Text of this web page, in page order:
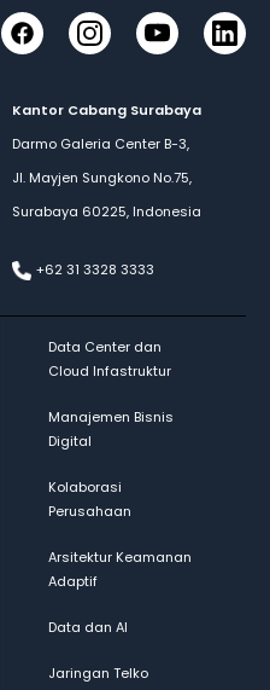
FacebookInstagramYouTube
Kantor Cabang Surabaya
Darmo Galeria Center B-3,
Jl. Mayjen Sungkono No.75,
Surabaya 60225, Indonesia
+62 31 3328 3333
Data Center dan
Cloud Infastruktur
Manajemen Bisnis
Digital
Kolaborasi
Perusahaan
Arsitektur Keamanan
Adaptif
Data dan AI
Jaringan Telko